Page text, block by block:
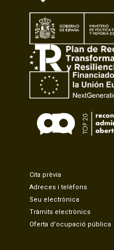
Cita prèvia
Adreces i telèfons
Seu electrònica
Tràmits electrònics
Oferta d'ocupació pública